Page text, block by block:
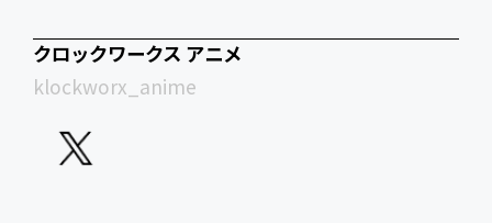
クロックワークス アニメ
klockworx_anime